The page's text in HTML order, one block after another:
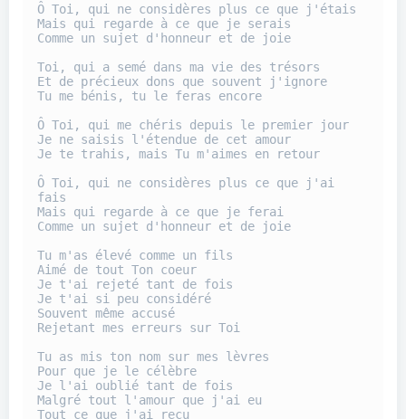
Ô Toi, qui ne considères plus ce que j'étais
Mais qui regarde à ce que je serais
Comme un sujet d'honneur et de joie
Toi, qui a semé dans ma vie des trésors
Et de précieux dons que souvent j'ignore
Tu me bénis, tu le feras encore
Ô Toi, qui me chéris depuis le premier jour
Je ne saisis l'étendue de cet amour
Je te trahis, mais Tu m'aimes en retour
Ô Toi, qui ne considères plus ce que j'ai
fais
Mais qui regarde à ce que je ferai
Comme un sujet d'honneur et de joie
Tu m'as élevé comme un fils
Aimé de tout Ton coeur
Je t'ai rejeté tant de fois
Je t'ai si peu considéré
Souvent même accusé
Rejetant mes erreurs sur Toi
Tu as mis ton nom sur mes lèvres
Pour que je le célèbre
Je l'ai oublié tant de fois
Malgré tout l'amour que j'ai eu
Tout ce que j'ai reçu